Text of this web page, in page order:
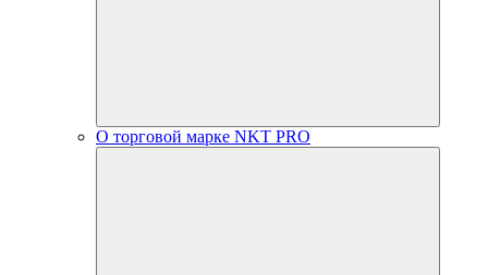
О торговой марке NKT PRO